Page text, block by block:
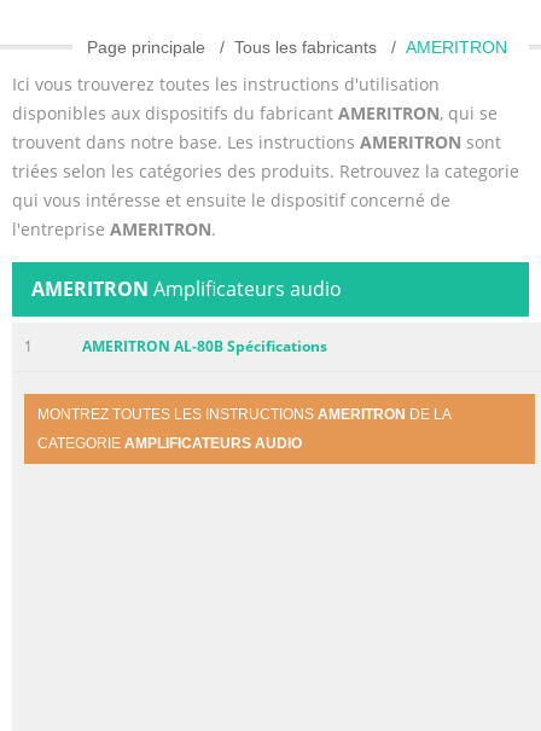
Page principale Tous les fabricants AMERITRON
Ici vous trouverez toutes les instructions d'utilisation
disponibles aux dispositifs du fabricant AMERITRON, qui se
trouvent dans notre base. Les instructions AMERITRON sont
triées selon les catégories des produits. Retrouvez la categorie
qui vous intéresse et ensuite le dispositif concerné de
l'entreprise AMERITRON.
AMERITRON Amplificateurs audio
1 AMERITRON AL-80B Spécifications
MONTREZ TOUTES LES INSTRUCTIONS AMERITRON DE LA
CATEGORIE AMPLIFICATEURS AUDIO